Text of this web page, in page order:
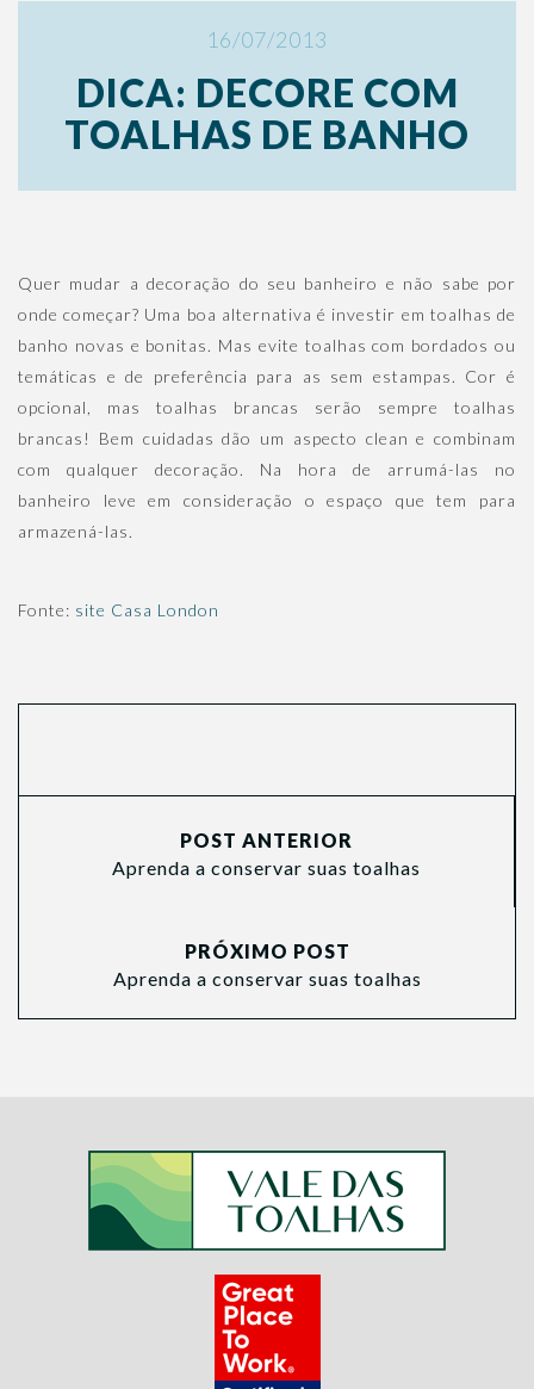
16/07/2013
DICA: DECORE COM
TOALHAS DE BANHO
Quer mudar a decoração do seu banheiro e não sabe por
onde começar? Uma boa alternativa é investir em toalhas de
banho novas e bonitas. Mas evite toalhas com bordados ou
temáticas e de preferência para as sem estampas. Cor é
opcional, mas toalhas brancas serão sempre toalhas
brancas! Bem cuidadas dão um aspecto clean e combinam
com qualquer decoração. Na hora de arrumá-las no
banheiro leve em consideração o espaço que tem para
armazená-las.
Fonte: site Casa London
POST ANTERIOR
Aprenda a conservar suas toalhas
PRÓXIMO POST
Aprenda a conservar suas toalhas